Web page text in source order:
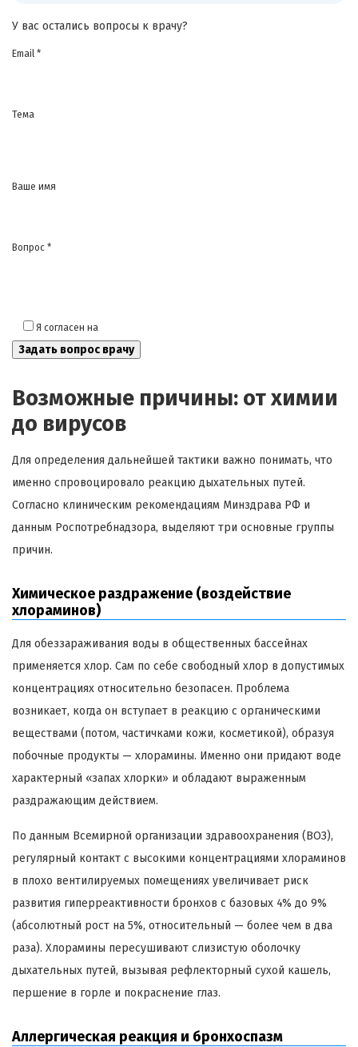
У вас остались вопросы к врачу?
Email *
Тема
Ваше имя
Вопрос *
Я согласен на
Возможные причины: от химии
до вирусов
Для определения дальнейшей тактики важно понимать, что
именно спровоцировало реакцию дыхательных путей.
Согласно клиническим рекомендациям Минздрава РФ и
данным Роспотребнадзора, выделяют три основные группы
причин.
Химическое раздражение (воздействие
хлораминов)
Для обеззараживания воды в общественных бассейнах
применяется хлор. Сам по себе свободный хлор в допустимых
концентрациях относительно безопасен. Проблема
возникает, когда он вступает в реакцию с органическими
веществами (потом, частичками кожи, косметикой), образуя
побочные продукты — хлорамины. Именно они придают воде
характерный «запах хлорки» и обладают выраженным
раздражающим действием.
По данным Всемирной организации здравоохранения (ВОЗ),
регулярный контакт с высокими концентрациями хлораминов
в плохо вентилируемых помещениях увеличивает риск
развития гиперреактивности бронхов с базовых 4% до 9%
(абсолютный рост на 5%, относительный — более чем в два
раза). Хлорамины пересушивают слизистую оболочку
дыхательных путей, вызывая рефлекторный сухой кашель,
першение в горле и покраснение глаз.
Аллергическая реакция и бронхоспазм